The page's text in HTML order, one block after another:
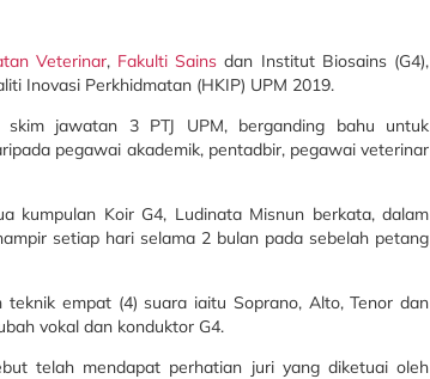
Veterinar, Fakulti Sains dan Institut Biosains (G4),
Inovasi Perkhidmatan (HKIP) UPM 2019.
jawatan 3 PTJ UPM, berganding bahu untuk
pegawai akademik, pentadbir, pegawai veterinar
kumpulan Koir G4, Ludinata Misnun berkata, dalam
setiap hari selama 2 bulan pada sebelah petang
empat (4) suara iaitu Soprano, Alto, Tenor dan
vokal dan konduktor G4.
telah mendapat perhatian juri yang diketuai oleh